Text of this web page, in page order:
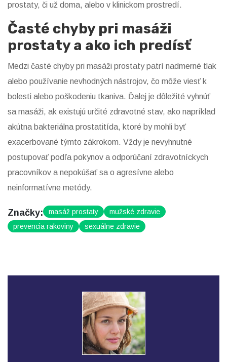
prostaty, či už doma, alebo v klinickom prostredí.
Časté chyby pri masáži
prostaty a ako ich predísť
Medzi časté chyby pri masáži prostaty patrí nadmerné tlak
alebo používanie nevhodných nástrojov, čo môže viesť k
bolesti alebo poškodeniu tkaniva. Ďalej je dôležité vyhnúť
sa masáži, ak existujú určité zdravotné stav, ako napríklad
akútna bakteriálna prostatitída, ktoré by mohli byť
exacerbované týmto zákrokom. Vždy je nevyhnutné
postupovať podľa pokynov a odporúčaní zdravotníckych
pracovníkov a nepokúšať sa o agresívne alebo
neinformatívne metódy.
Značky: masáž prostaty
mužské zdravie
prevencia rakoviny
sexuálne zdravie